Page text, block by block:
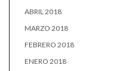
ABRIL 2018
MARZO 2018
FEBRERO 2018
ENERO 2018